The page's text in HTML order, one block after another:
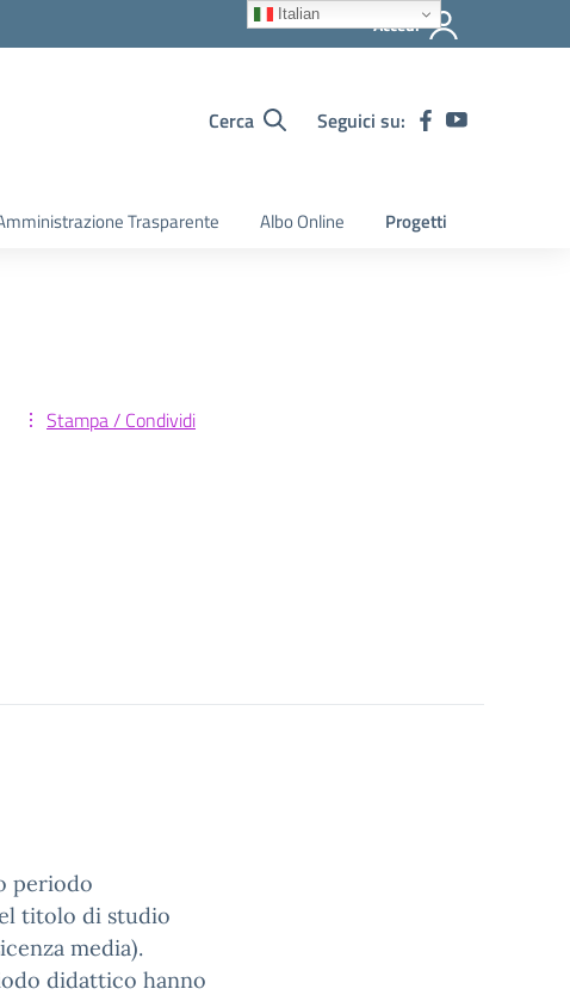
Accedi
Cerca Seguici su:
Trasparente Albo Online Progetti
Stampa / Condividi
periodo
titolo di studio
media).
didattico hanno
Italian